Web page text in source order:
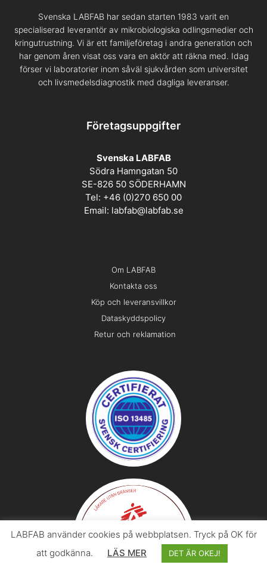
Svenska LABFAB har sedan starten 1983 varit en
specialiserad leverantör av mikrobiologiska odlingsmedier och
kringutrustning. Vi är ett familjeföretag i andra generation och
har genom åren visat oss vara en aktör att räkna med. Idag
förser vi laboratorier inom såväl sjukvården som universitet
och livsmedelsdiagnostik med dagliga leveranser.
Företagsuppgifter
Svenska LABFAB
Södra Hamngatan 50
SE-826 50 SÖDERHAMN
Tel: +46 (0)270 650 00
Email: labfab@labfab.se
Om LABFAB
Kontakta oss
Köp och leveransvillkor
Dataskyddspolicy
Retur och reklamation
LABFAB använder cookies på webbplatsen. Tryck på OK för
att godkänna.
LÄS MER DET ÄR OKEJ!